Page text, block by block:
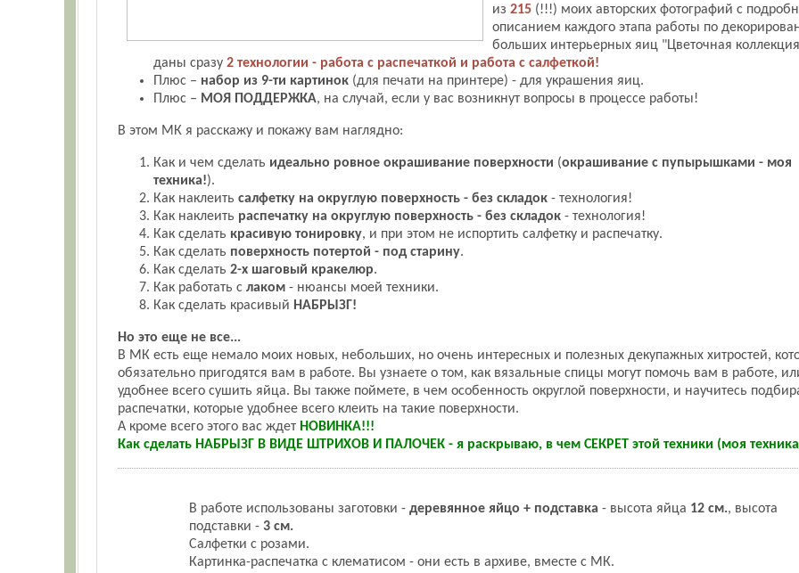
из 215 (!!!) моих авторских фотографий с
описанием каждого этапа работы по
больших интерьерных яиц "Цветочная
даны сразу 2 технологии - работа с распечаткой и работа с салфеткой!
Плюс – набор из 9-ти картинок (для печати на принтере) - для украшения яиц.
Плюс – МОЯ ПОДДЕРЖКА, на случай, если у вас возникнут вопросы в процессе работы!
В этом МК я расскажу и покажу вам наглядно:
Как и чем сделать идеально ровное окрашивание поверхности (окрашивание с пупырышками - моя
техника!).
Как наклеить салфетку на округлую поверхность - без складок - технология!
Как наклеить распечатку на округлую поверхность - без складок - технология!
Как сделать красивую тонировку, и при этом не испортить салфетку и распечатку.
Как сделать поверхность потертой - под старину.
Как сделать 2-х шаговый кракелюр.
Как работать с лаком - нюансы моей техники.
Как сделать красивый НАБРЫЗГ!
Но это еще не все...
В МК есть еще немало моих новых, небольших, но очень интересных и полезных декупажных хитростей,
обязательно пригодятся вам в работе. Вы узнаете о том, как вязальные спицы могут помочь вам в работе,
удобнее всего сушить яйца. Вы также поймете, в чем особенность округлой поверхности, и научитесь
распечатки, которые удобнее всего клеить на такие поверхности.
А кроме всего этого вас ждет НОВИНКА!!!
Как сделать НАБРЫЗГ В ВИДЕ ШТРИХОВ И ПАЛОЧЕК - я раскрываю, в чем СЕКРЕТ этой техники (моя
В работе использованы заготовки - деревянное яйцо + подставка - высота яйца 12 см., высота
подставки - 3 см.
Салфетки с розами.
Картинка-распечатка с клематисом - они есть в архиве, вместе с МК.